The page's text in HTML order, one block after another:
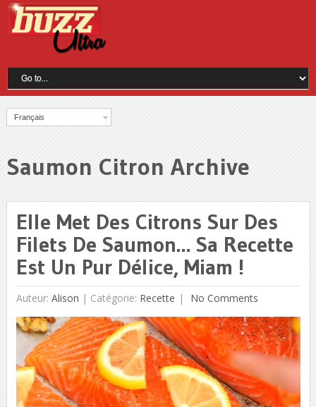
Français
Saumon Citron Archive
Elle Met Des Citrons Sur Des
Filets De Saumon… Sa Recette
Est Un Pur Délice, Miam !
Auteur: Alison | Catégorie: Recette No Comments